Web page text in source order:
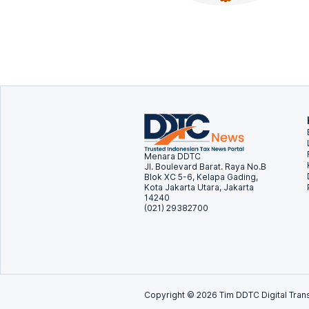
Menara DDTC
Jl. Boulevard Barat. Raya No.B
Blok XC 5-6, Kelapa Gading,
Kota Jakarta Utara, Jakarta
14240
(021) 29382700
Copyright © 2026 Tim DDTC Digital